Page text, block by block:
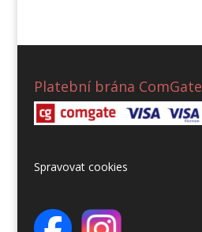
Platební brána ComGate
Spravovat cookies